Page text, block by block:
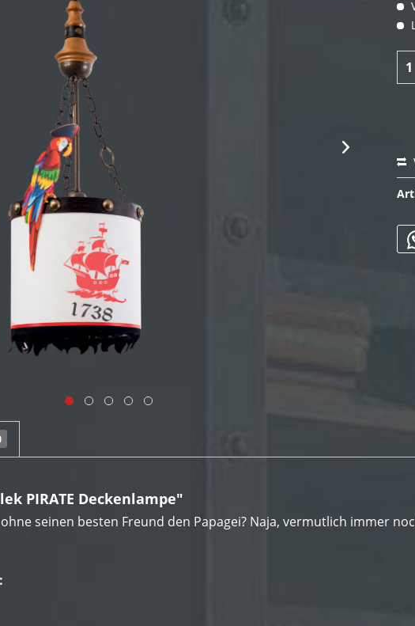
PIRATE Deckenlampe"
seinen besten Freund den Papagei? Naja, vermutlich immer